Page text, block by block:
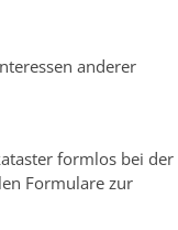
anderer
formlos bei der
Formulare zur